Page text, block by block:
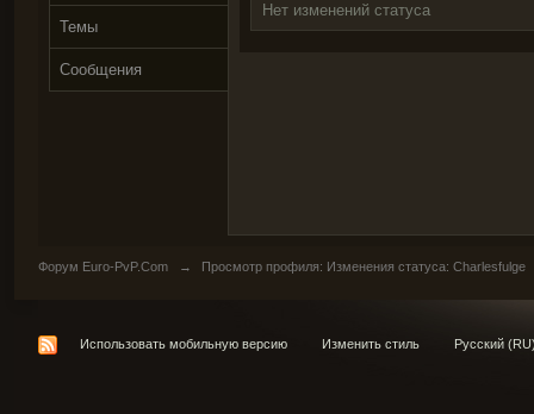
Темы
Сообщения
Нет изменений статуса
Форум Euro-PvP.Com → Просмотр профиля: Изменения статуса: Charlesfulge
Использовать мобильную версию Изменить стиль Русский